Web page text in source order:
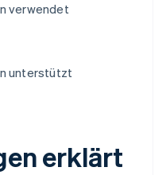
verwendet
unterstützt
erklärt